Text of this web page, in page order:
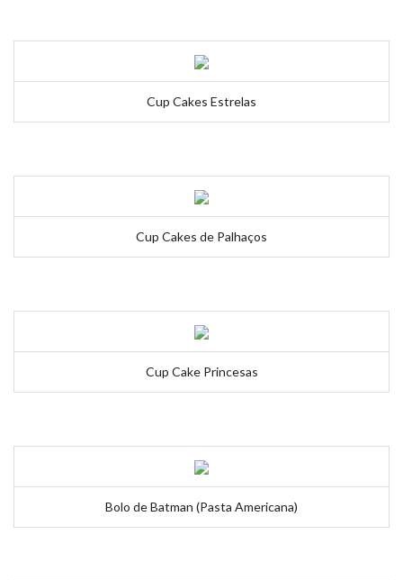
Cup Cakes Estrelas
Cup Cakes de Palhaços
Cup Cake Princesas
Bolo de Batman (Pasta Americana)